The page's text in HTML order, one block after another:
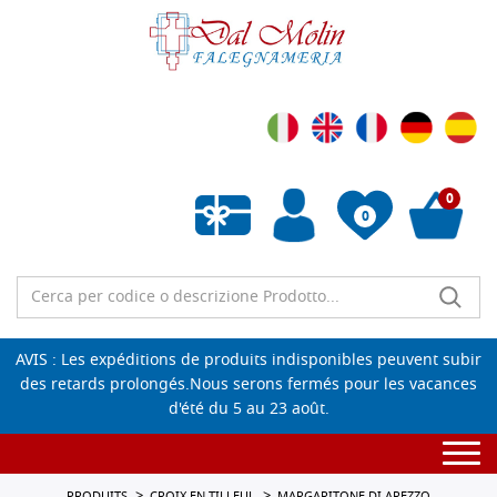
0
Liste de souhaits vide
0
AVIS : Les expéditions de produits indisponibles peuvent subir
des retards prolongés.Nous serons fermés pour les vacances
d'été du 5 au 23 août.